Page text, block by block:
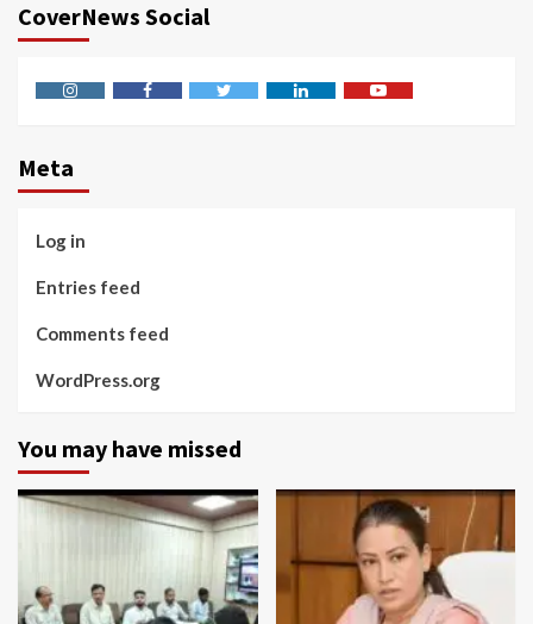
CoverNews Social
Meta
Log in
Entries feed
Comments feed
WordPress.org
You may have missed